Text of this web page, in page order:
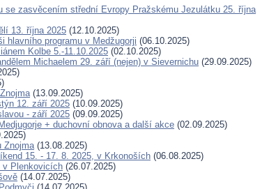
se zasvěcením střední Evropy Pražskému Jezulátku 25. října
13. října 2025 (12.10.2025)
hlavního programu v Medžugorji (06.10.2025)
Kolbe 5.-11.10.2025 (02.10.2025)
Michaelem 29. září (nejen) v Sievernichu (29.09.2025)
(13.09.2025)
12. září 2025 (10.09.2025)
- září 2025 (09.09.2025)
+ duchovní obnova a další akce (02.09.2025)
Znojma(13.08.2025)
15. - 17. 8. 2025, v Krkonoších (06.08.2025)
v Plenkovicích (26.07.2025)
(14.07.2025)